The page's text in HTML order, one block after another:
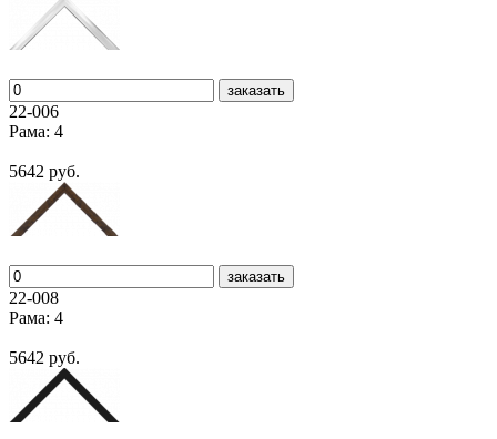
заказать
22-006
Рама: 4
5642 руб.
заказать
22-008
Рама: 4
5642 руб.